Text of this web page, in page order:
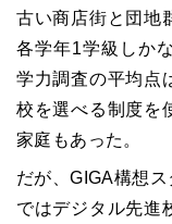
古い商店街と団地
各学年1学級しか
学力調査の平均点
校を選べる制度を
家庭もあった。
だが、GIGA構想
ではデジタル先進